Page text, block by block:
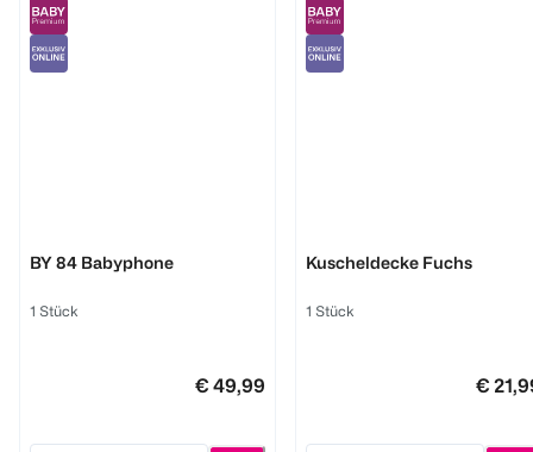
BY 84 Babyphone
1 Stück
€ 49,99
Kuscheldecke Fuchs
1 Stück
€